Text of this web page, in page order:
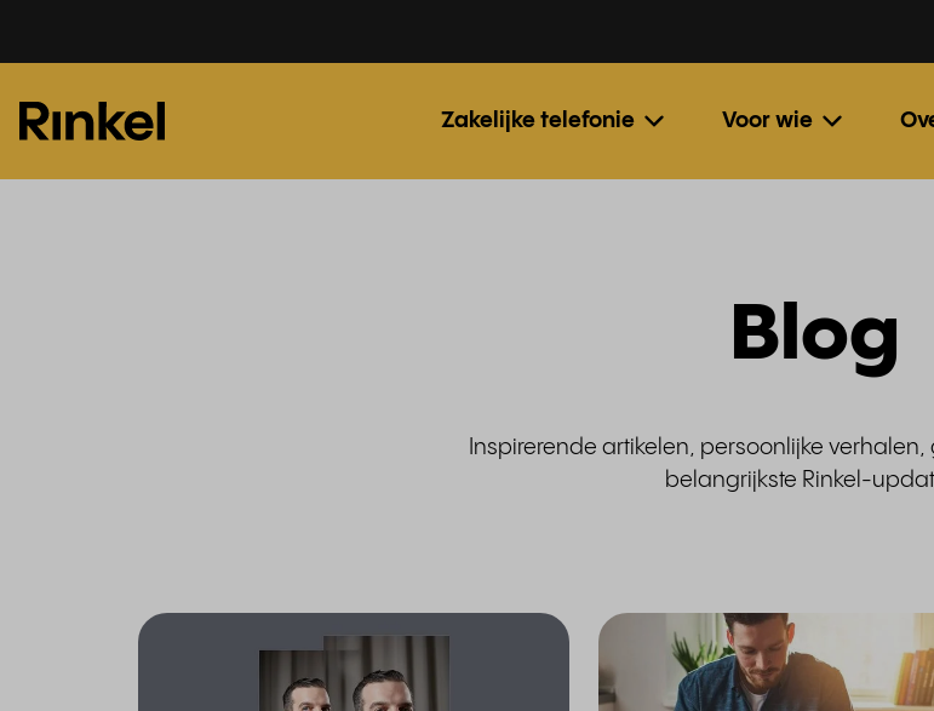
Zakelijke telefonie Voor wie
Blog
Inspirerende artikelen, persoonlijke
belangrijkste Rinkel-